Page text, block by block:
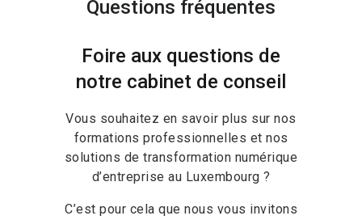
Questions fréquentes
Foire aux questions de
notre cabinet de conseil
Vous souhaitez en savoir plus sur nos
formations professionnelles et nos
solutions de transformation numérique
d’entreprise au Luxembourg ?
C’est pour cela que nous vous invitons